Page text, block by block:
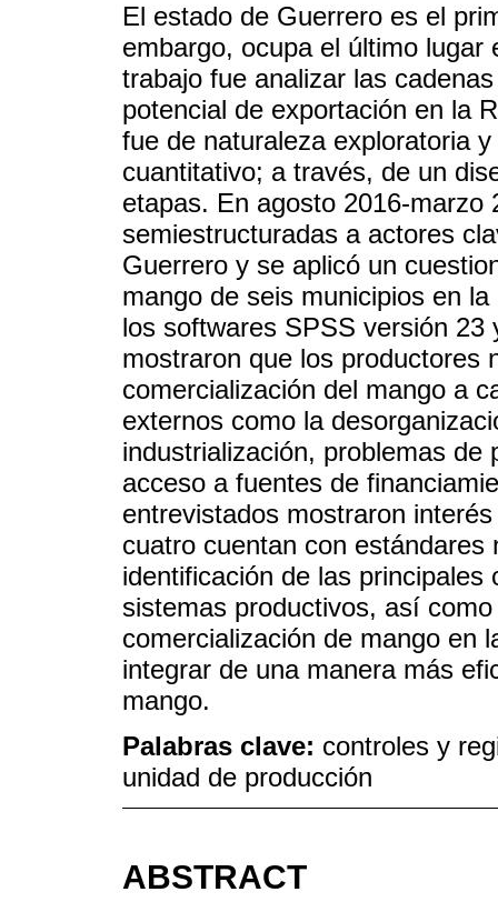
El estado de Guerrero es el
embargo, ocupa el último
trabajo fue analizar las
potencial de exportación en la
fue de naturaleza exploratoria
cuantitativo; a través, de un
etapas. En agosto 2016-marzo
semiestructuradas a actores
Guerrero y se aplicó un
mango de seis municipios en
los softwares SPSS versión
mostraron que los productores
comercialización del mango a
externos como la
industrialización, problemas de
acceso a fuentes de
entrevistados mostraron
cuatro cuentan con
identificación de las
sistemas productivos, así
comercialización de mango en
integrar de una manera más
mango.
Palabras clave: controles y
unidad de producción
ABSTRACT